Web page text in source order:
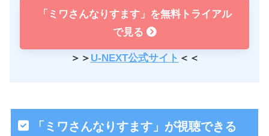
「ミワさんなりすます」を無料トライアル
で見る
＞＞ U-NEXT公式サイト ＜＜
「ミワさんなりすます」が視聴できる